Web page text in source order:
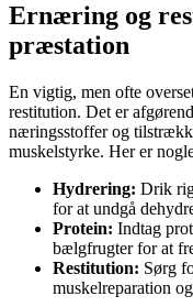
Ernæring og
præstation
En vigtig, men ofte
restitution. Det er
næringsstoffer og
muskelstyrke. Her er
Hydrering: Drik
for at undgå
Protein: Indtag
bælgfrugter for at
Restitution: Sørg
muskelreparation